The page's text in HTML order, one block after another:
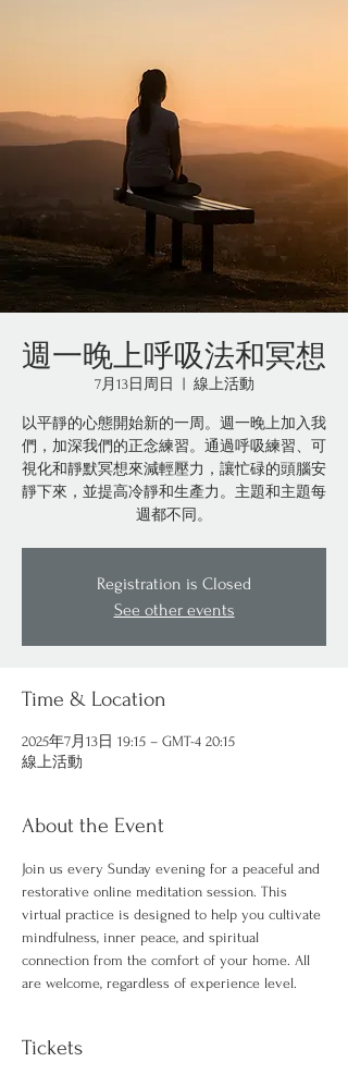
週一晚上呼吸法和冥想
7月13日周日 線上活動
以平靜的心態開始新的一周。週一晚上加入我
們，加深我們的正念練習。通過呼吸練習、可
視化和靜默冥想來減輕壓力，讓忙碌的頭腦安
靜下來，並提高冷靜和生產力。主題和主題每
週都不同。
Registration is Closed
See other events
Time & Location
2025年7月13日 19:15 – GMT-4 20:15
線上活動
About the Event
Join us every Sunday evening for a peaceful and
restorative online meditation session. This
virtual practice is designed to help you cultivate
mindfulness, inner peace, and spiritual
connection from the comfort of your home. All
are welcome, regardless of experience level.
Tickets